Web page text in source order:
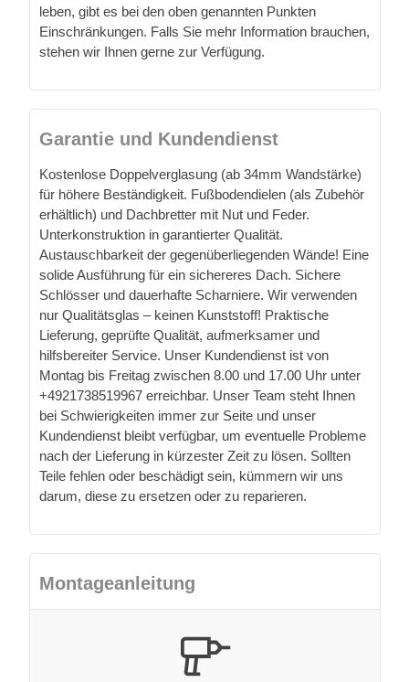
leben, gibt es bei den oben genannten Punkten
Einschränkungen. Falls Sie mehr Information brauchen,
stehen wir Ihnen gerne zur Verfügung.
Garantie und Kundendienst
Kostenlose Doppelverglasung (ab 34mm Wandstärke)
für höhere Beständigkeit. Fußbodendielen (als Zubehör
erhältlich) und Dachbretter mit Nut und Feder.
Unterkonstruktion in garantierter Qualität.
Austauschbarkeit der gegenüberliegenden Wände! Eine
solide Ausführung für ein sichereres Dach. Sichere
Schlösser und dauerhafte Scharniere. Wir verwenden
nur Qualitätsglas – keinen Kunststoff! Praktische
Lieferung, geprüfte Qualität, aufmerksamer und
hilfsbereiter Service. Unser Kundendienst ist von
Montag bis Freitag zwischen 8.00 und 17.00 Uhr unter
+4921738519967 erreichbar. Unser Team steht Ihnen
bei Schwierigkeiten immer zur Seite und unser
Kundendienst bleibt verfügbar, um eventuelle Probleme
nach der Lieferung in kürzester Zeit zu lösen. Sollten
Teile fehlen oder beschädigt sein, kümmern wir uns
darum, diese zu ersetzen oder zu reparieren.
Montageanleitung